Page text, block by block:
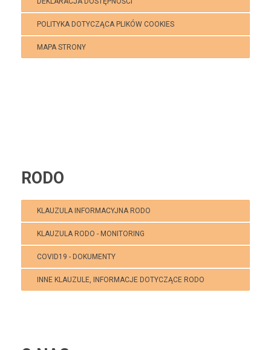
POLITYKA DOTYCZĄCA PLIKÓW COOKIES
MAPA STRONY
RODO
KLAUZULA INFORMACYJNA RODO
KLAUZULA RODO - MONITORING
COVID19 - DOKUMENTY
INNE KLAUZULE, INFORMACJE DOTYCZĄCE RODO